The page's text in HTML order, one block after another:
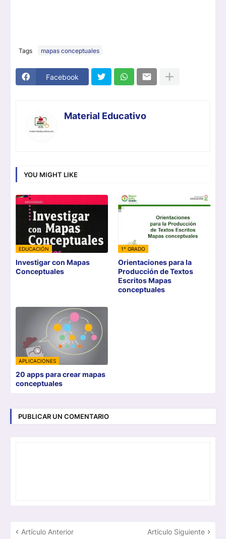
Tags mapas conceptuales
Facebook
Material Educativo
YOU MIGHT LIKE
EDUCACIÓN
Investigar con Mapas
Conceptuales
1° GRADO
Orientaciones para la
Producción de Textos
Escritos Mapas
conceptuales
APLICACIONES
20 apps para crear mapas
conceptuales
PUBLICAR UN COMENTARIO
Artículo Anterior Artículo Siguiente